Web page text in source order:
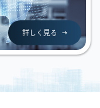
詳しく見る